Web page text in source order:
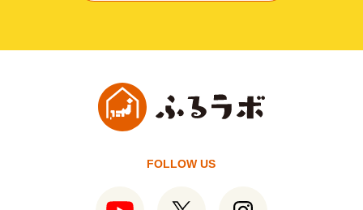
FOLLOW US